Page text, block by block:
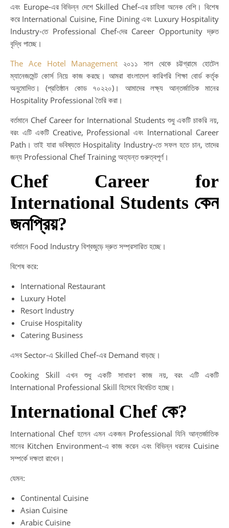
এবং Europe-এর বিভিন্ন দেশে Skilled Chef-এর চাহিদা অনেক বেশি। বিশেষ
করে International Cuisine, Fine Dining এবং Luxury Hospitality
Industry-তে Professional Chef-দের Career Opportunity দ্রুত
বৃদ্ধি পাচ্ছে।
The Ace Hotel Management ২০১১ সাল থেকে চট্টগ্রামে হোটেল
ম্যানেজমেন্ট কোর্স নিয়ে কাজ করছে। আমরা বাংলাদেশ কারিগরি শিক্ষা বোর্ড কর্তৃক
অনুমোদিত। (প্রতিষ্ঠান কোড ৭০২২০)। আমাদের লক্ষ্য আন্তর্জাতিক মানের
Hospitality Professional তৈরি করা।
বর্তমানে Chef Career for International Students শুধু একটি চাকরি নয়,
বরং এটি একটি Creative, Professional এবং International Career
Path। তাই যারা ভবিষ্যতে Hospitality Industry-তে সফল হতে চান, তাদের
জন্য Professional Chef Training অত্যন্ত গুরুত্বপূর্ণ।
Chef Career for
International Students কেন
জনপ্রিয়?
বর্তমানে Food Industry বিশ্বজুড়ে দ্রুত সম্প্রসারিত হচ্ছে।
বিশেষ করে:
International Restaurant
Luxury Hotel
Resort Industry
Cruise Hospitality
Catering Business
এসব Sector-এ Skilled Chef-এর Demand বাড়ছে।
Cooking Skill এখন শুধু একটি সাধারণ কাজ নয়, বরং এটি একটি
International Professional Skill হিসেবে বিবেচিত হচ্ছে।
International Chef কে?
International Chef হলেন এমন একজন Professional যিনি আন্তর্জাতিক
মানের Kitchen Environment-এ কাজ করেন এবং বিভিন্ন ধরনের Cuisine
সম্পর্কে দক্ষতা রাখেন।
যেমন:
Continental Cuisine
Asian Cuisine
Arabic Cuisine